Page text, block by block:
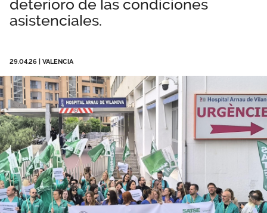
deterioro de las condiciones
asistenciales.
29.04.26 VALENCIA